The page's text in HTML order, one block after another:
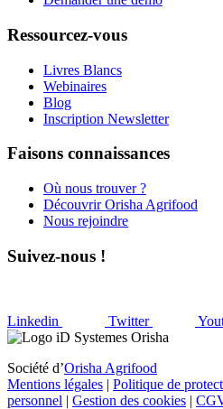
Ressourcez-vous
Livres Blancs
Webinaires
Blog
Inscription Newsletter
Faisons connaissances
Où nous trouver ?
Découvrir Orisha Agrifood
Nous rejoindre
Suivez-nous !
Linkedin Twitter
Société d’Orisha Agrifood
Mentions légales | Politique de
personnel | Gestion des cookies |